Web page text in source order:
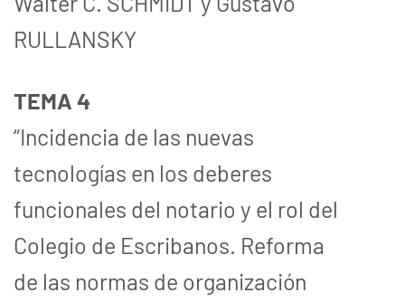
RULLANSKY
TEMA 4
“Incidencia de las nuevas
tecnologías en los deberes
funcionales del notario y el rol del
Colegio de Escribanos. Reforma
de las normas de organización